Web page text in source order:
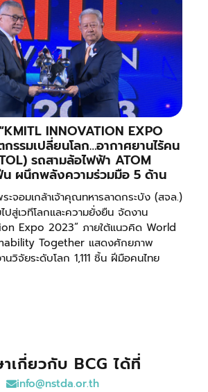
INNOVATION EXPO
รรมเปลี่ยนโลก…อากาศยานไร้คน
รถสามล้อไฟฟ้า ATOM
น ผนึกพลังความร่วมมือ 5 ด้าน
ะจอมเกล้าเจ้าคุณทหารลาดกระบัง (สจล.)
ปสู่เวทีโลกและความยั่งยืน จัดงาน
Expo 2023” ภายใต้แนวคิด World
Together แสดงศักยภาพ
วิจัยระดับโลก 1,111 ชิ้น ฝีมือคนไทย
เกี่ยวกับ BCG ได้ที่
info@nstda.or.th